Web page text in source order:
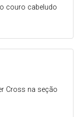
Cross na seção
couro cabeludo